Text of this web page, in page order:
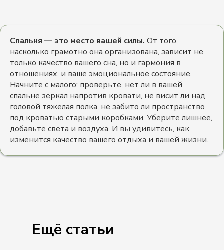
Спальня — это место вашей силы. От того,
насколько грамотно она организована, зависит не
только качество вашего сна, но и гармония в
отношениях, и ваше эмоциональное состояние.
Начните с малого: проверьте, нет ли в вашей
спальне зеркал напротив кровати, не висит ли над
головой тяжелая полка, не забито ли пространство
под кроватью старыми коробками. Уберите лишнее,
добавьте света и воздуха. И вы удивитесь, как
изменится качество вашего отдыха и вашей жизни.
Ещё статьи